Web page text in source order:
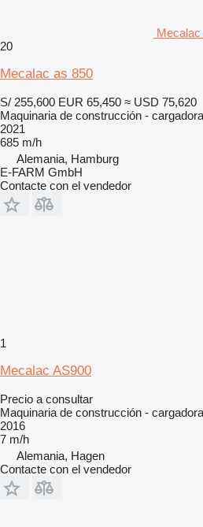
20
Mecalac as 850
S/ 255,600 EUR 65,450 ≈ USD 75,620
Maquinaria de construcción -
2021
685 m/h
Alemania, Hamburg
E-FARM GmbH
Contacte con el vendedor
1
Mecalac AS900
Precio a consultar
Maquinaria de construcción -
2016
7 m/h
Alemania, Hagen
Contacte con el vendedor